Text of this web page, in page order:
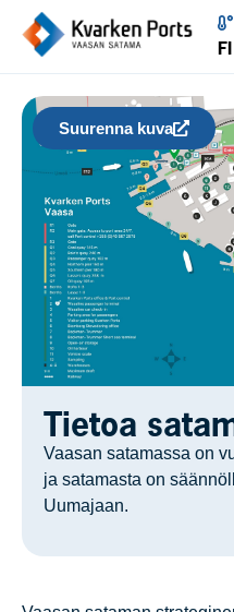
FI
Tietoa
Vaasan satamassa on
ja satamasta on
Uumajaan.
Suurenna kuva